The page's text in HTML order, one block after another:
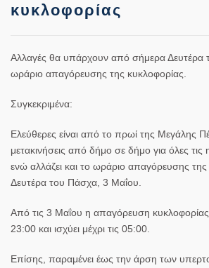
κυκλοφορίας
Αλλαγές θα υπάρχουν από σήμερα Δευτέρα
ωράριο απαγόρευσης της κυκλοφορίας.
Συγκεκριμένα:
Ελεύθερες είναι από το πρωί της Μεγάλης
μετακινήσεις από δήμο σε δήμο για όλες
ενώ αλλάζει και το ωράριο απαγόρευσης
Δευτέρα του Πάσχα, 3 Μαΐου.
Από τις 3 Μαΐου η απαγόρευση κυκλοφορίας
23:00 και ισχύει μέχρι τις 05:00.
Επίσης, παραμένει έως την άρση των